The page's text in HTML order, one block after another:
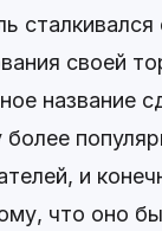
своей
название
и
что оно